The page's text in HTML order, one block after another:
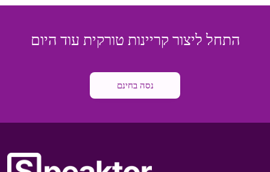
התחל ליצור קריינות טורקית עוד היום
נסה בחינם